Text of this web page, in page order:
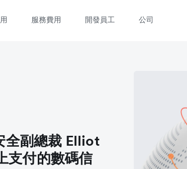
服務費用 開發員工 公司
全副總裁 Elliot
支付的數碼信